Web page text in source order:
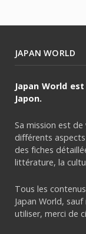
JAPAN WORLD
Japan World
Japon.
Sa mission est
différents
des fiches
littérature, la
Tous les
Japan World,
utiliser, merci de